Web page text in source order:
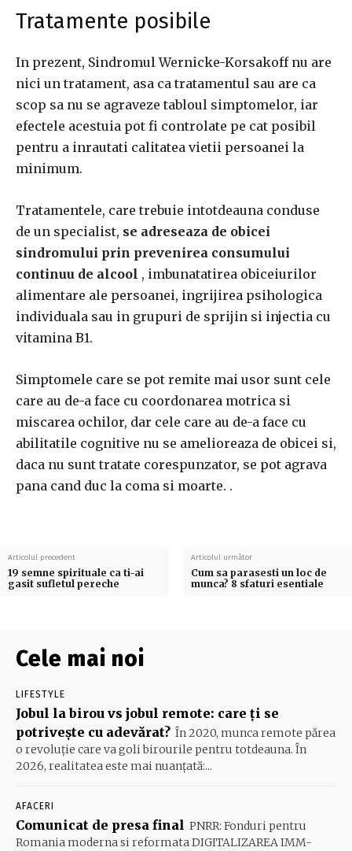
Tratamente posibile
In prezent, Sindromul Wernicke-Korsakoff nu are
nici un tratament, asa ca tratamentul sau are ca
scop sa nu se agraveze tabloul simptomelor, iar
efectele acestuia pot fi controlate pe cat posibil
pentru a inrautati calitatea vietii persoanei la
minimum.
Tratamentele, care trebuie intotdeauna conduse
de un specialist, se adreseaza de obicei
sindromului prin prevenirea consumului
continuu de alcool , imbunatatirea obiceiurilor
alimentare ale persoanei, ingrijirea psihologica
individuala sau in grupuri de sprijin si injectia cu
vitamina B1.
Simptomele care se pot remite mai usor sunt cele
care au de-a face cu coordonarea motrica si
miscarea ochilor, dar cele care au de-a face cu
abilitatile cognitive nu se amelioreaza de obicei si,
daca nu sunt tratate corespunzator, se pot agrava
pana cand duc la coma si moarte. .
Articolul precedent
19 semne spirituale ca ti-ai
gasit sufletul pereche
Articolul următor
Cum sa parasesti un loc de
munca? 8 sfaturi esentiale
Cele mai noi
LIFESTYLE
Jobul la birou vs jobul remote: care ți se
potrivește cu adevărat? În 2020, munca remote părea
o revoluție care va goli birourile pentru totdeauna. În
2026, realitatea este mai nuanțată:...
AFACERI
Comunicat de presa final PNRR: Fonduri pentru
Romania moderna si reformata DIGITALIZAREA IMM-